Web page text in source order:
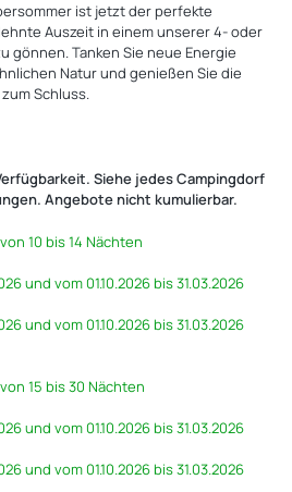
ist jetzt der perfekte
Auszeit in einem unserer 4- oder
gönnen. Tanken Sie neue Energie
Natur und genießen Sie die
Schluss.
Siehe jedes Campingdorf
Angebote nicht kumulierbar.
10 bis 14 Nächten
und vom 01.10.2026 bis 31.03.2026
und vom 01.10.2026 bis 31.03.2026
15 bis 30 Nächten
und vom 01.10.2026 bis 31.03.2026
und vom 01.10.2026 bis 31.03.2026